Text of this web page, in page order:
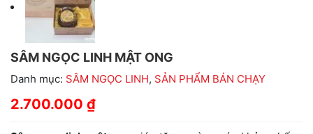
SÂM NGỌC LINH MẬT ONG
Danh mục: SÂM NGỌC LINH, SẢN PHẨM BÁN CHẠY
2.700.000 ₫